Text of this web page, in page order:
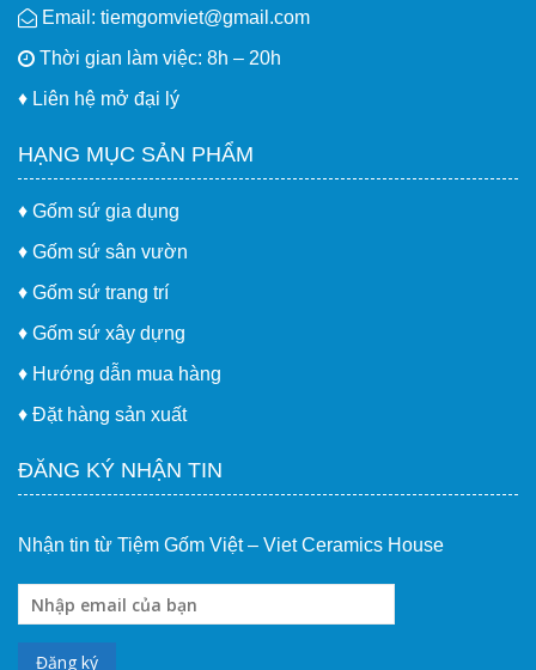
Email: tiemgomviet@gmail.com
Thời gian làm việc: 8h – 20h
♦ Liên hệ mở đại lý
HẠNG MỤC SẢN PHẨM
♦ Gốm sứ gia dụng
♦ Gốm sứ sân vườn
♦ Gốm sứ trang trí
♦ Gốm sứ xây dựng
♦ Hướng dẫn mua hàng
♦ Đặt hàng sản xuất
ĐĂNG KÝ NHẬN TIN
Nhận tin từ Tiệm Gốm Việt – Viet Ceramics House